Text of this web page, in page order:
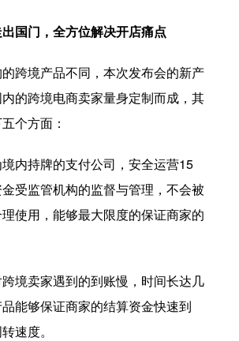
国门，全方位解决开店痛点
跨境产品不同，本次发布会的新产
的跨境电商卖家量身定制而成，其
个方面：
内持牌的支付公司，安全运营15
受监管机构的监督与管理，不会被
使用，能够最大限度的保证商家的
境卖家遇到的到账慢，时间长达几
能够保证商家的结算资金快速到
速度。